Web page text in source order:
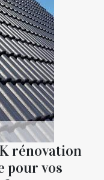
rénovation
pour vos